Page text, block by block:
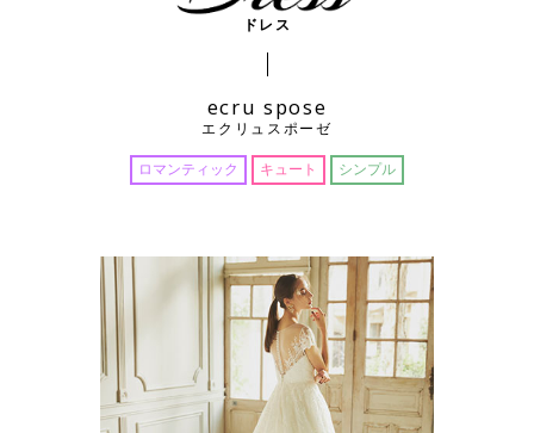
ドレス
ecru spose
エクリュスポーゼ
ロマンティック キュート シンプル